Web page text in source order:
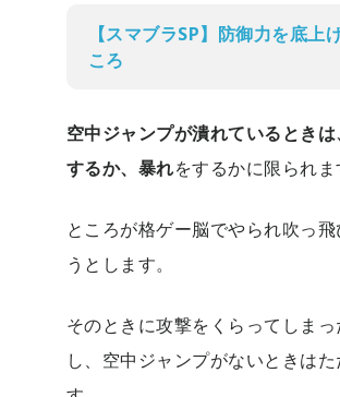
【スマブラSP】防御力を底
ころ
空中ジャンプが潰れているとき
するか、暴れをするかに限られま
ところが格ゲー脳でやられ吹っ
うとします。
そのときに攻撃をくらってしま
し、空中ジャンプがないときは